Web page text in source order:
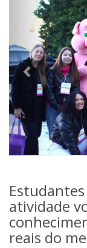
atividade
reais do